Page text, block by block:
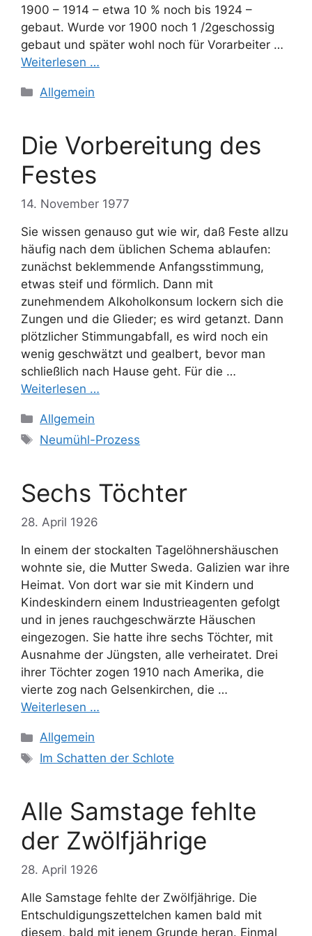
1900 – 1914 – etwa 10 % noch bis 1924 –
gebaut. Wurde vor 1900 noch 1 /2geschossig
gebaut und später wohl noch für Vorarbeiter …
Weiterlesen …
Kategorien
Allgemein
Die Vorbereitung des
Festes
14. November 1977
Sie wissen genauso gut wie wir, daß Feste allzu
häufig nach dem üblichen Schema ablaufen:
zunächst beklemmende Anfangsstimmung,
etwas steif und förmlich. Dann mit
zunehmendem Alkoholkonsum lockern sich die
Zungen und die Glieder; es wird getanzt. Dann
plötzlicher Stimmungabfall, es wird noch ein
wenig geschwätzt und gealbert, bevor man
schließlich nach Hause geht. Für die …
Weiterlesen …
Kategorien
Allgemein
Schlagwörter
Neumühl-Prozess
Sechs Töchter
28. April 1926
In einem der stockalten Tagelöhnershäuschen
wohnte sie, die Mutter Sweda. Galizien war ihre
Heimat. Von dort war sie mit Kindern und
Kindeskindern einem Industrieagenten gefolgt
und in jenes rauchgeschwärzte Häuschen
eingezogen. Sie hatte ihre sechs Töchter, mit
Ausnahme der Jüngsten, alle verheiratet. Drei
ihrer Töchter zogen 1910 nach Amerika, die
vierte zog nach Gelsenkirchen, die …
Weiterlesen …
Kategorien
Allgemein
Schlagwörter
Im Schatten der Schlote
Alle Samstage fehlte
der Zwölfjährige
28. April 1926
Alle Samstage fehlte der Zwölfjährige. Die
Entschuldigungszettelchen kamen bald mit
diesem, bald mit jenem Grunde heran. Einmal